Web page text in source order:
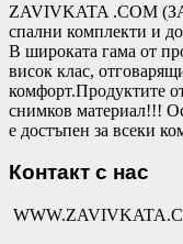
ZAVIVKATA .COM
спални комплекти и
В широката гама от
висок клас,
комфорт.Продуктите
снимков материал!!!
е достъпен за всеки
Контакт с нас